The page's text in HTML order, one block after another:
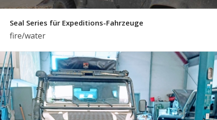
Seal Series für Expeditions-Fahrzeuge
fire/water